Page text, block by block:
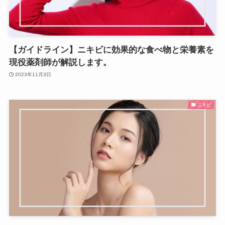
【ガイドライン】ニキビに効果的な食べ物と栄養素を
現役薬剤師が解説します。
2023年11月3日
ニキビ